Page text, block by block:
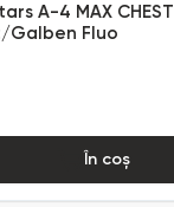
A-4 MAX CHEST
Fluo
În coș